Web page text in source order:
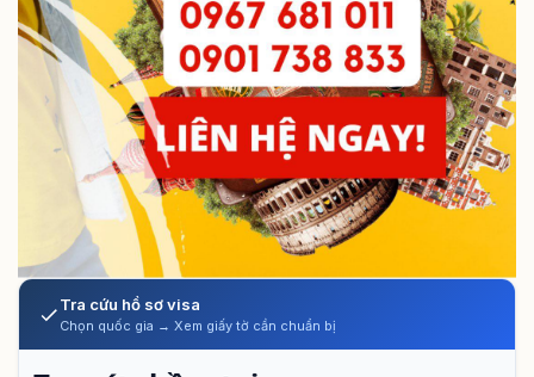
Tra cứu hồ sơ visa
Chọn quốc gia → Xem giấy tờ cần chuẩn bị